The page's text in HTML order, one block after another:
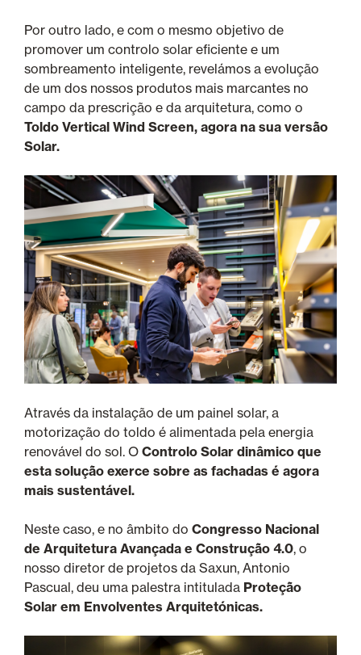
Por outro lado, e com o mesmo objetivo de
promover um controlo solar eficiente e um
sombreamento inteligente, revelámos a evolução
de um dos nossos produtos mais marcantes no
campo da prescrição e da arquitetura, como o
Toldo Vertical Wind Screen, agora na sua versão
Solar.
Através da instalação de um painel solar, a
motorização do toldo é alimentada pela energia
renovável do sol. O Controlo Solar dinâmico que
esta solução exerce sobre as fachadas é agora
mais sustentável.
Neste caso, e no âmbito do Congresso Nacional
de Arquitetura Avançada e Construção 4.0, o
nosso diretor de projetos da Saxun, Antonio
Pascual, deu uma palestra intitulada Proteção
Solar em Envolventes Arquitetónicas.